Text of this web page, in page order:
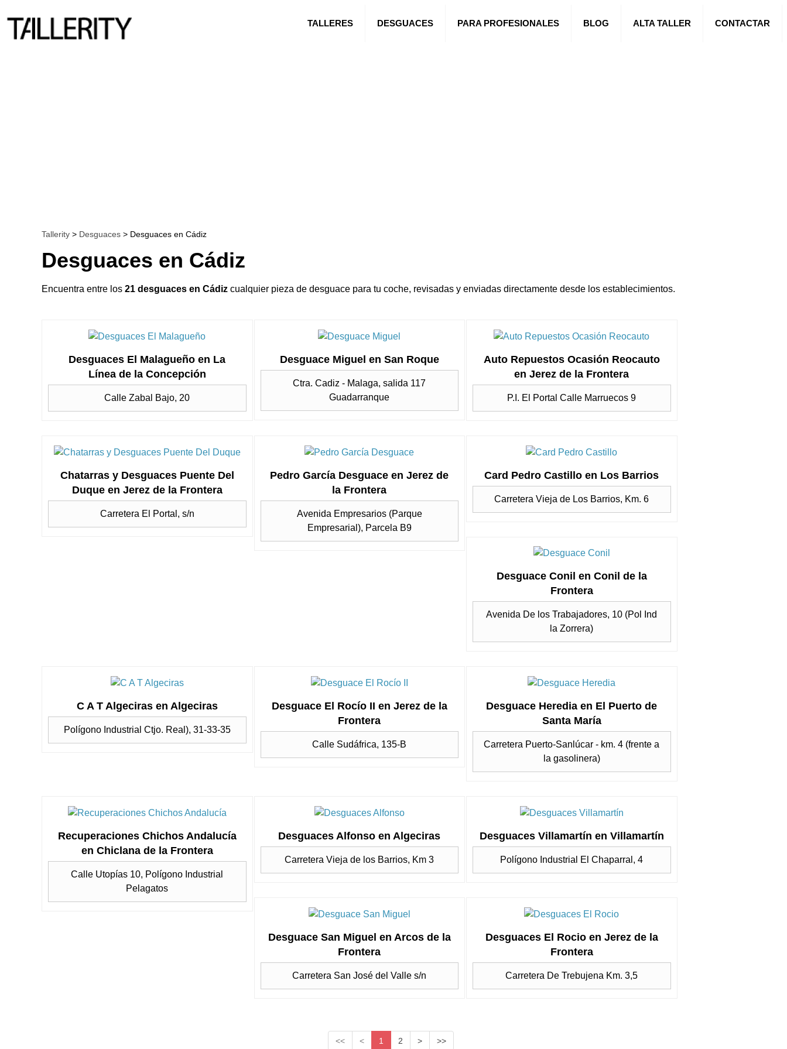
TALLERES DESGUACES PARA PROFESIONALES BLOG ALTA TALLER CONTACTAR
Tallerity > Desguaces > Desguaces en Cádiz
Desguaces en Cádiz
Encuentra entre los21 desguaces en Cádiz cualquier pieza de desguace para tu coche, revisadas y enviadas directamente desde los establecimientos.
Desguaces El Malagueño en La
Línea de la Concepción
Calle Zabal Bajo, 20
Desguace Miguel en San Roque
Ctra. Cadiz - Malaga, salida 117
Guadarranque
Auto Repuestos Ocasión Reocauto
en Jerez de la Frontera
P.I. El Portal Calle Marruecos 9
Chatarras y Desguaces Puente Del
Duque en Jerez de la Frontera
Carretera El Portal, s/n
Pedro García Desguace en Jerez de
la Frontera
Avenida Empresarios (Parque
Empresarial), Parcela B9
Card Pedro Castillo en Los Barrios
Carretera Vieja de Los Barrios, Km. 6
Desguace Conil en Conil de la
Frontera
Avenida De los Trabajadores, 10 (Pol Ind
la Zorrera)
C A T Algeciras en Algeciras
Polígono Industrial Ctjo. Real), 31-33-35
Desguace El Rocío II en Jerez de la
Frontera
Calle Sudáfrica, 135-B
Desguace Heredia en El Puerto de
Santa María
Carretera Puerto-Sanlúcar - km. 4 (frente a
la gasolinera)
Recuperaciones Chichos Andalucía
en Chiclana de la Frontera
Calle Utopías 10, Polígono Industrial
Pelagatos
Desguaces Alfonso en Algeciras
Carretera Vieja de los Barrios, Km 3
Desguaces Villamartín en Villamartín
Polígono Industrial El Chaparral, 4
Desguace San Miguel en Arcos de la
Frontera
Carretera San José del Valle s/n
Desguaces El Rocio en Jerez de la
Frontera
Carretera De Trebujena Km. 3,5
<< < 1 2 > >>